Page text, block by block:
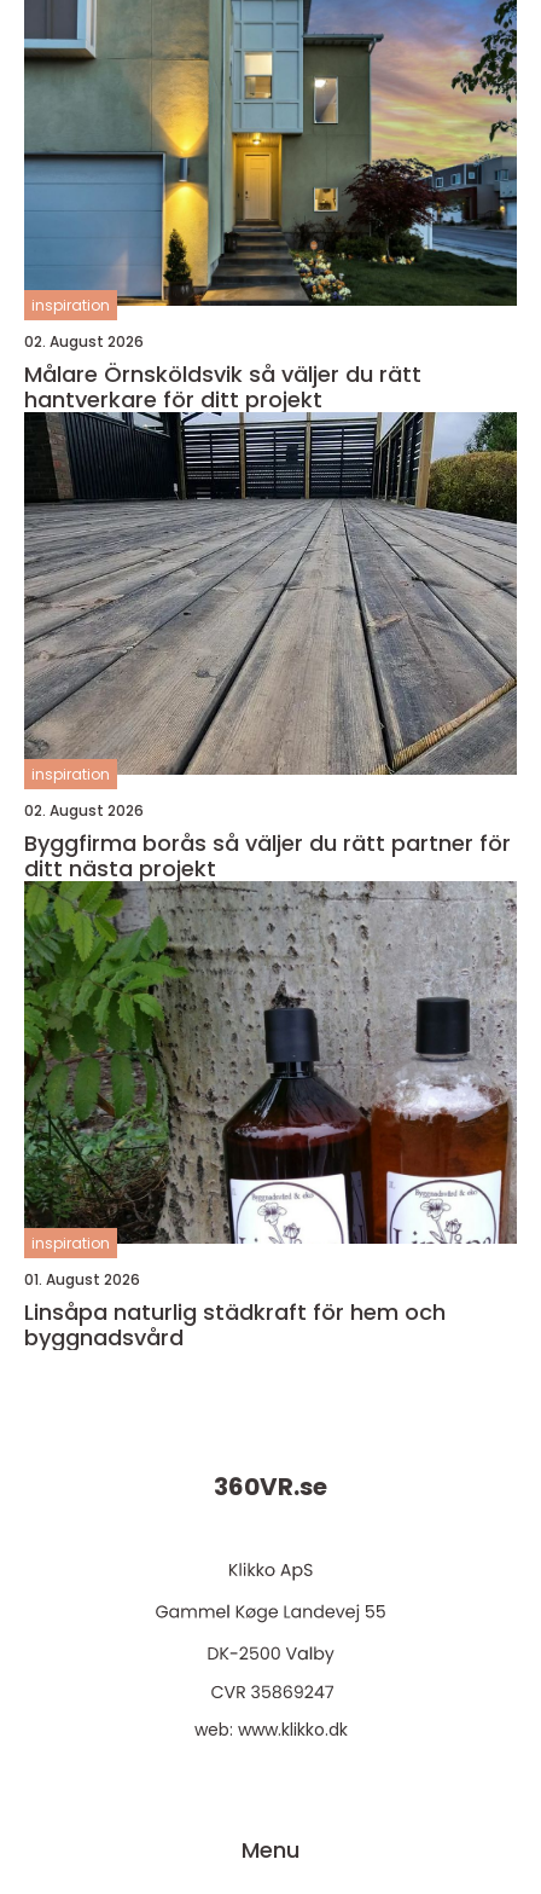
inspiration
02. August 2026
Målare Örnsköldsvik så väljer du rätt
hantverkare för ditt projekt
inspiration
02. August 2026
Byggfirma borås så väljer du rätt partner för
ditt nästa projekt
inspiration
01. August 2026
Linsåpa naturlig städkraft för hem och
byggnadsvård
360VR.se
web: www.klikko.dk
Menu